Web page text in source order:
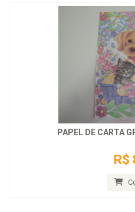
PAPEL DE CARTA
R$